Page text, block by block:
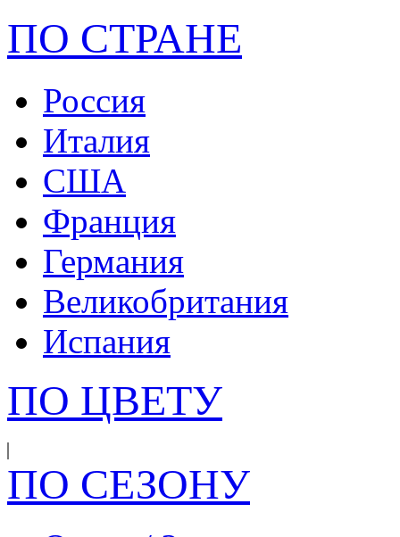
ПО СТРАНЕ
Россия
Италия
США
Франция
Германия
Великобритания
Испания
ПО ЦВЕТУ
ПО СЕЗОНУ